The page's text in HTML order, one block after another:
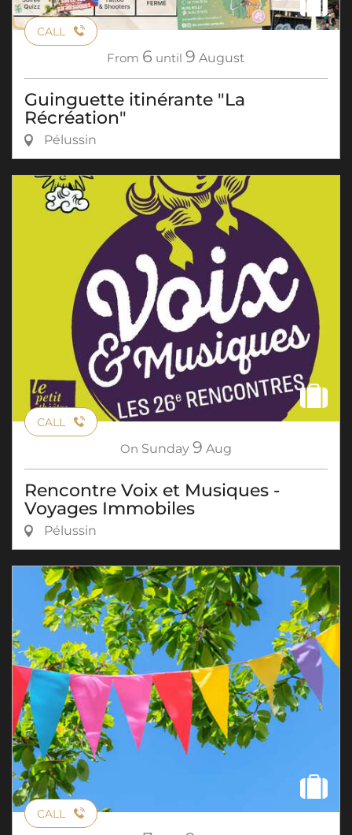
CALL
From 6 until 9 August
Guinguette itinérante "La
Récréation"
Pélussin
CALL
On Sunday 9 Aug
Rencontre Voix et Musiques -
Voyages Immobiles
Pélussin
CALL